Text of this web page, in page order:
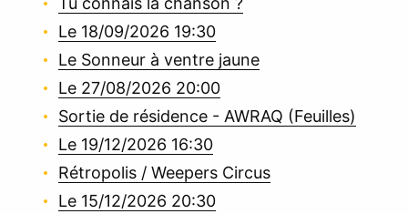
Le 18/09/2026 19:30
Le Sonneur à ventre jaune
Le 27/08/2026 20:00
Sortie de résidence - AWRAQ (Feuilles)
Le 19/12/2026 16:30
Rétropolis / Weepers Circus
Le 15/12/2026 20:30